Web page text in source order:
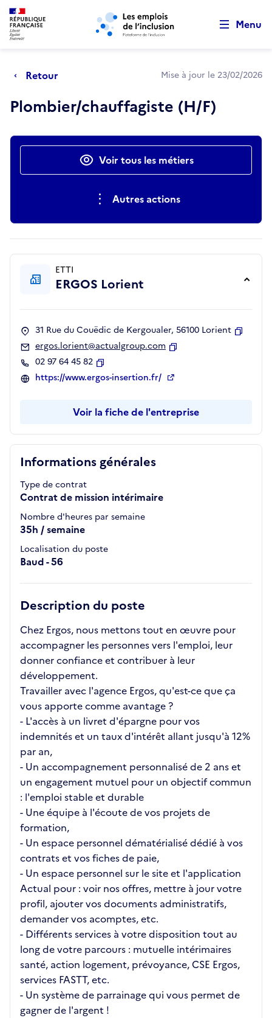
Aller au menu principal Aller au contenu principal
Menu
Retour Mise à jour le 23/02/2026
Plombier/chauffagiste (H/F)
Actions rapidesVoir tous les métiers
Autres actions
Informations générales
Type de contrat
Contrat de mission intérimaire
Nombre d'heures par semaine
35h / semaine
Localisation du poste
Baud - 56
Description du poste
Chez Ergos, nous mettons tout en œuvre pour
accompagner les personnes vers l'emploi, leur
donner confiance et contribuer à leur
développement.
Travailler avec l'agence Ergos, qu'est-ce que ça
vous apporte comme avantage ?
- L'accès à un livret d'épargne pour vos
indemnités et un taux d'intérêt allant jusqu'à 12%
par an,
- Un accompagnement personnalisé de 2 ans et
un engagement mutuel pour un objectif commun
: l'emploi stable et durable
- Une équipe à l'écoute de vos projets de
formation,
- Un espace personnel dématérialisé dédié à vos
contrats et vos fiches de paie,
- Un espace personnel sur le site et l'application
Actual pour : voir nos offres, mettre à jour votre
profil, ajouter vos documents administratifs,
demander vos acomptes, etc.
- Différents services à votre disposition tout au
long de votre parcours : mutuelle intérimaires
santé, action logement, prévoyance, CSE Ergos,
services FASTT, etc.
- Un système de parrainage qui vous permet de
gagner de l'argent !
ETTI
ERGOS Lorient
31 Rue du Couëdic de Kergoualer, 56100 Lorient
ergos.lorient@actualgroup.com
02 97 64 45 82
Copier
https://www.ergos-insertion.fr/
Voir la fiche de l'entreprise
Retour au début de la page
Panneau de gestion des cookies